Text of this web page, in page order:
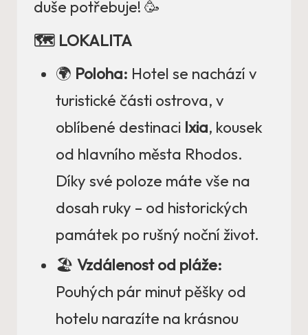
duše potřebuje! 🥳
🗺️ LOKALITA
🌍 Poloha: Hotel se nachází v
turistické části ostrova, v
oblíbené destinaci Ixia, kousek
od hlavního města Rhodos.
Díky své poloze máte vše na
dosah ruky – od historických
památek po rušný noční život.
🏖️ Vzdálenost od pláže:
Pouhých pár minut pěšky od
hotelu narazíte na krásnou